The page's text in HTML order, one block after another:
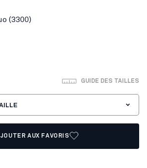
(3300)
GUIDE DES TAILLES
AUX FAVORIS